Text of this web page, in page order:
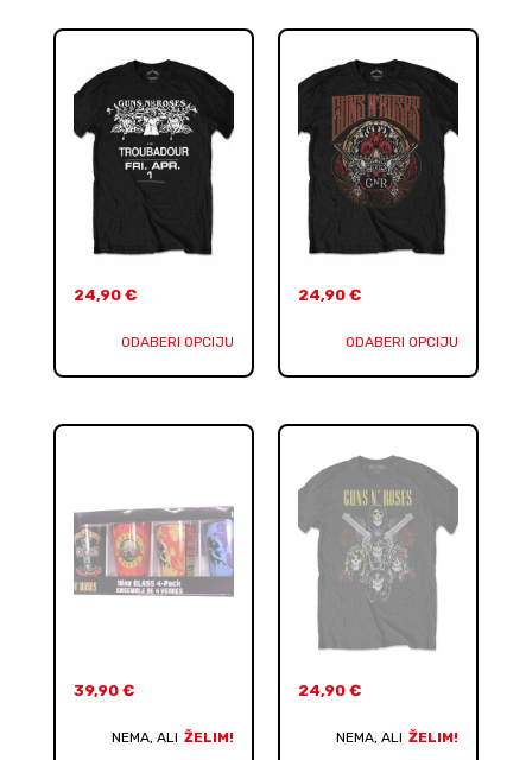
24,90 €
ODABERI OPCIJU
24,90 €
ODABERI OPCIJU
39,90 €
NEMA, ALI ŽELIM!
24,90 €
NEMA, ALI ŽELIM!